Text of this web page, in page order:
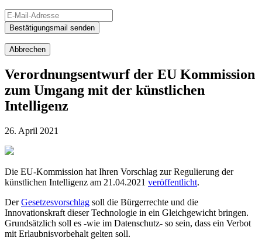
Bestätigungsmail senden
Abbrechen
Verordnungsentwurf der EU Kommission
zum Umgang mit der künstlichen
Intelligenz
26. April 2021
Die EU-Kommission hat Ihren Vorschlag zur Regulierung der
künstlichen Intelligenz am 21.04.2021 veröffentlicht.
DerGesetzesvorschlag soll die Bürgerrechte und die
Innovationskraft dieser Technologie in ein Gleichgewicht bringen.
Grundsätzlich soll es -wie im Datenschutz- so sein, dass ein Verbot
mit Erlaubnisvorbehalt gelten soll.